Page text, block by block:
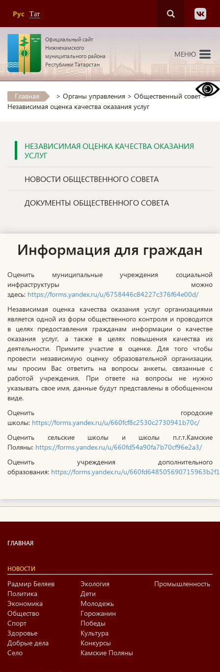
Рус Тат
Официальный сайт
Нижнекамского
муниципального района
Республики Татарстан
МЕНЮ
Главная > Органы управления > Общественный совет>
Независимая оценка качества оказания услуг
НЕЗАВИСИМАЯ ОЦЕНКА КАЧЕСТВА ОКАЗАНИЯ
УСЛУГ
НОВОСТИ ОБЩЕСТВЕННОГО СОВЕТА
ДОКУМЕНТЫ ОБЩЕСТВЕННОГО СОВЕТА
Информация для граждан
Оценить муниципальные учреждения социальной
инфраструктуры можно
здесь: https://forms.yandex.ru/u/6758446c84227c376f64e00d/
Независимая оценка качества оказания услуг организациями
является одной из форм общественного контроля и проводится
в целях предоставления гражданам информации о качестве
оказания услуг, а также в целях повышения качества их
деятельности. Примите участие в оценке. Для того чтобы
провести независимую оценку образовательной организации,
мы просим Вас ответить на вопросы анкеты, связанные с
работой учреждения. При ответе на вопросы не нужно
указывать свое имя, данные будут представлены в обобщенном
виде.
Оценить городские
школы: https://forms.yandex.ru/u/660fcf8c2530c2730941b70c/
Оценить сельские школы и школы п.г.т.Камские
Поляны: https://forms.yandex.ru/u/660fd54a90fa7b70cf96e2a3/
Оценить учреждения дополнительного
образования: https://forms.yandex.ru/u/
ГЛАВНАЯ
НОВОСТИ
Радмир Беляев
Политика
Экономика
Общество
Спорт
Здоровье
Добрые дела
Село
Экология
Дети
Молодежь
Горожанин
Победы
Культура
Конкурсы
Камские Поляны
Промышленность